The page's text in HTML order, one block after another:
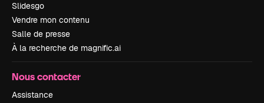
Slidesgo
Vendre mon contenu
Salle de presse
À la recherche de magnific.ai
Nous contacter
Assistance